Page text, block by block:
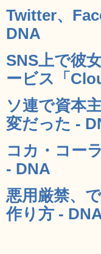
Twitter、
DNA
SNS上で彼
ービス「
ソ連で資本
変だった -
コカ・コー
- DNA
悪用厳禁、
作り方 -